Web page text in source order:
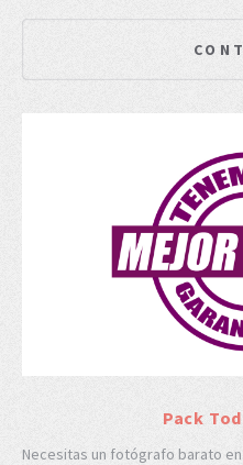
Pack
Necesitas un fotógrafo barato